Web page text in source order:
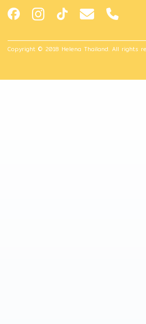
Copyright © 2018 Helena Thailand. All rights